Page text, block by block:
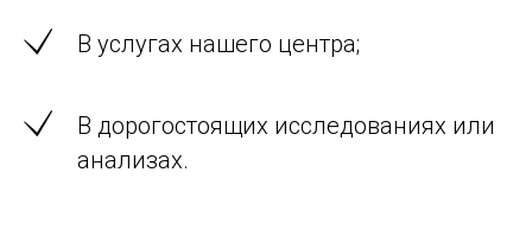
В услугах нашего центра;
В дорогостоящих исследованиях или
анализах.